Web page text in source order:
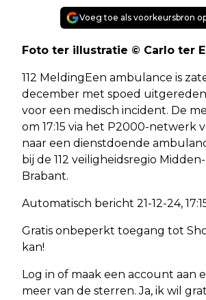
Voeg toe als voorkeursbron
Foto ter illustratie © Carlo ter
112 MeldingEen ambulance is
december met spoed
voor een medisch incident. De
om 17:15 via het P2000-netwerk
naar een dienstdoende
bij de 112 veiligheidsregio
Brabant.
Automatisch bericht 21-12-24,
Gratis onbeperkt toegang tot
kan!
Log in of maak een account aan
meer van de sterren. Ja, ik wil